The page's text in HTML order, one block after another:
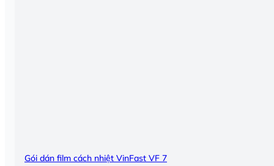
Gói dán film cách nhiệt VinFast VF 7